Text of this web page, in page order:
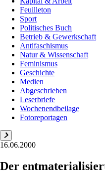
Feuilleton
Sport
Politisches Buch
Betrieb & Gewerkschaft
Antifaschismus
Natur & Wissenschaft
Feminismus
Geschichte
Medien
Abgeschrieben
Leserbriefe
Wochenendbeilage
Fotoreportagen
16.06.2000
Der